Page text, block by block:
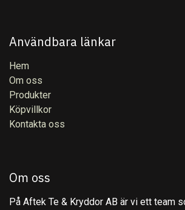
Användbara länkar
Hem
Om oss
Produkter
Köpvillkor
Kontakta oss
Om oss
På Aftek Te & Kryddor AB är vi ett team